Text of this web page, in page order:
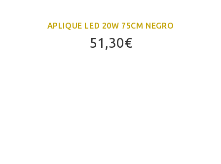
APLIQUE LED 20W 75CM NEGRO
51,30€